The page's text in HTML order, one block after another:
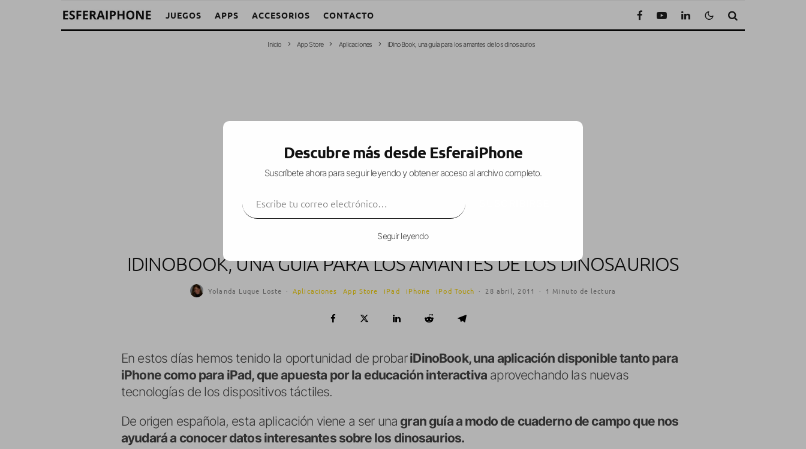
JUEGOS APPS ACCESORIOS CONTACTO
Inicio App Store Aplicaciones iDinoBook, una guía para los amantes de los dinosaurios
IDINOBOOK, UNA GUÍA PARA LOS AMANTES DE LOS DINOSAURIOS
Yolanda Luque Loste · Aplicaciones App Store iPad iPhone iPod Touch · 28 abril, 2011 · 1 Minuto de lectura
En estos días hemos tenido la oportunidad de probariDinoBook, una aplicación disponible tanto para
iPhone como para iPad, que apuesta por la educación interactiva aprovechando las nuevas
tecnologías de los dispositivos táctiles.
De origen española, esta aplicación viene a ser una gran guía a modo de cuaderno de campo que nos
ayudará a conocer datos interesantes sobre los dinosaurios.
Descubre más desde EsferaiPhone
Suscríbete ahora para seguir leyendo y obtener acceso al archivo completo.
Seguir leyendo